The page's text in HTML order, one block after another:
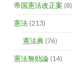
帝国憲法改正案 (8)
憲法 (213)
憲法典 (76)
憲法無効論 (14)